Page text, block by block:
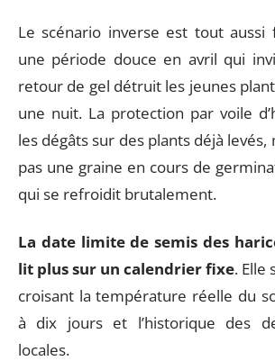
Le scénario inverse est tout aussi
une période douce en avril qui
retour de gel détruit les jeunes
une nuit. La protection par voile
les dégâts sur des plants déjà
pas une graine en cours de
qui se refroidit brutalement.
La date limite de semis des
lit plus sur un calendrier fixe. Elle
croisant la température réelle du
à dix jours et l’historique des
locales.